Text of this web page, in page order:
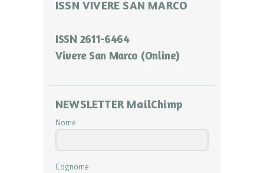
ISSN VIVERE SAN MARCO
ISSN 2611-6464
Vivere San Marco (Online)
NEWSLETTER MailChimp
Nome
Cognome